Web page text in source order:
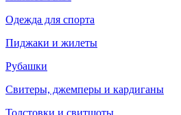
Одежда для спорта
Пиджаки и жилеты
Рубашки
Свитеры, джемперы и кардиганы